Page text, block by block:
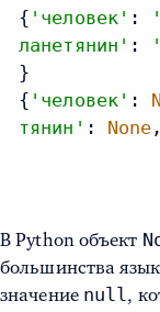
{ 'человек' :
ланетянин' :
}
{ 'человек' :
тянин' : None
В Python объект
большинства
значение null,